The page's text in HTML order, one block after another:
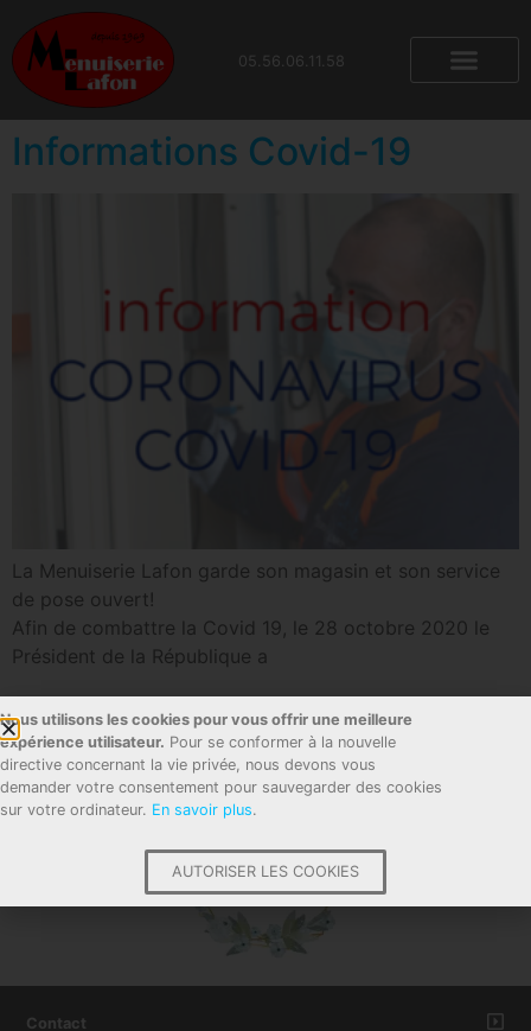
principal
05.56.06.11.58
Informations Covid-19
La Menuiserie Lafon garde son magasin et son service
de pose ouvert!
Afin de combattre la Covid 19, le 28 octobre 2020 le
Président de la République a
68 avis
Contact
Nous utilisons les cookies pour vous offrir une meilleure
expérience utilisateur. Pour se conformer à la nouvelle
directive concernant la vie privée, nous devons vous
demander votre consentement pour sauvegarder des cookies
sur votre ordinateur. En savoir plus.
AUTORISER LES COOKIES